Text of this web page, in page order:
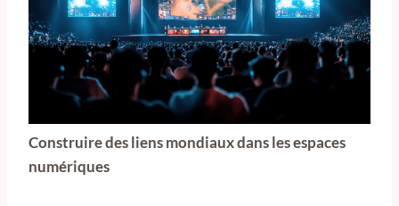
Construire des liens mondiaux dans les espaces
numériques